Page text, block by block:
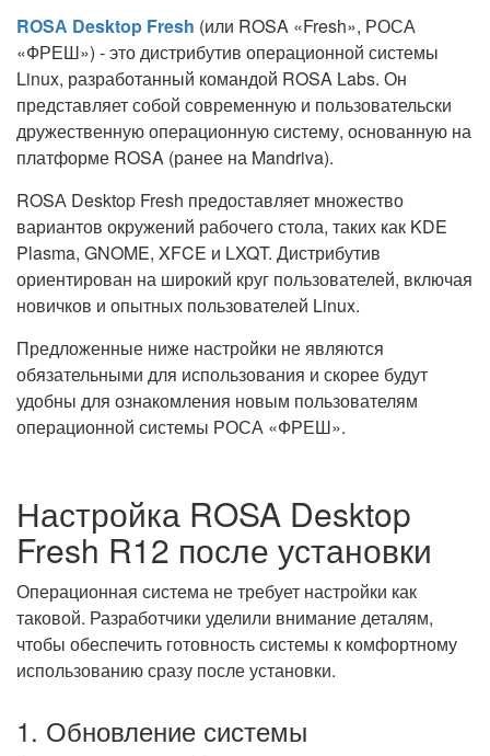
ROSА Desktop Fresh (или ROSA «Fresh», РОСА
«ФРЕШ») - это дистрибутив операционной системы
Linux, разработанный командой ROSA Labs. Он
представляет собой современную и пользовательски
дружественную операционную систему, основанную на
платформе ROSA (ранее на Mandriva).
ROSА Desktop Fresh предоставляет множество
вариантов окружений рабочего стола, таких как KDE
Plasma, GNOME, XFCE и LXQT. Дистрибутив
ориентирован на широкий круг пользователей, включая
новичков и опытных пользователей Linux.
Предложенные ниже настройки не являются
обязательными для использования и скорее будут
удобны для ознакомления новым пользователям
операционной системы РОСА «ФРЕШ».
Настройка ROSA Desktop
Fresh R12 после установки
Операционная система не требует настройки как
таковой. Разработчики уделили внимание деталям,
чтобы обеспечить готовность системы к комфортному
использованию сразу после установки.
1. Обновление системы